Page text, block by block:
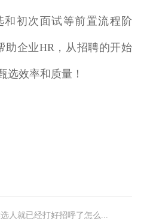
和初次面试等前置流程阶
助企业HR，从招聘的开始
选效率和质量！
人就已经打好招呼了怎么...